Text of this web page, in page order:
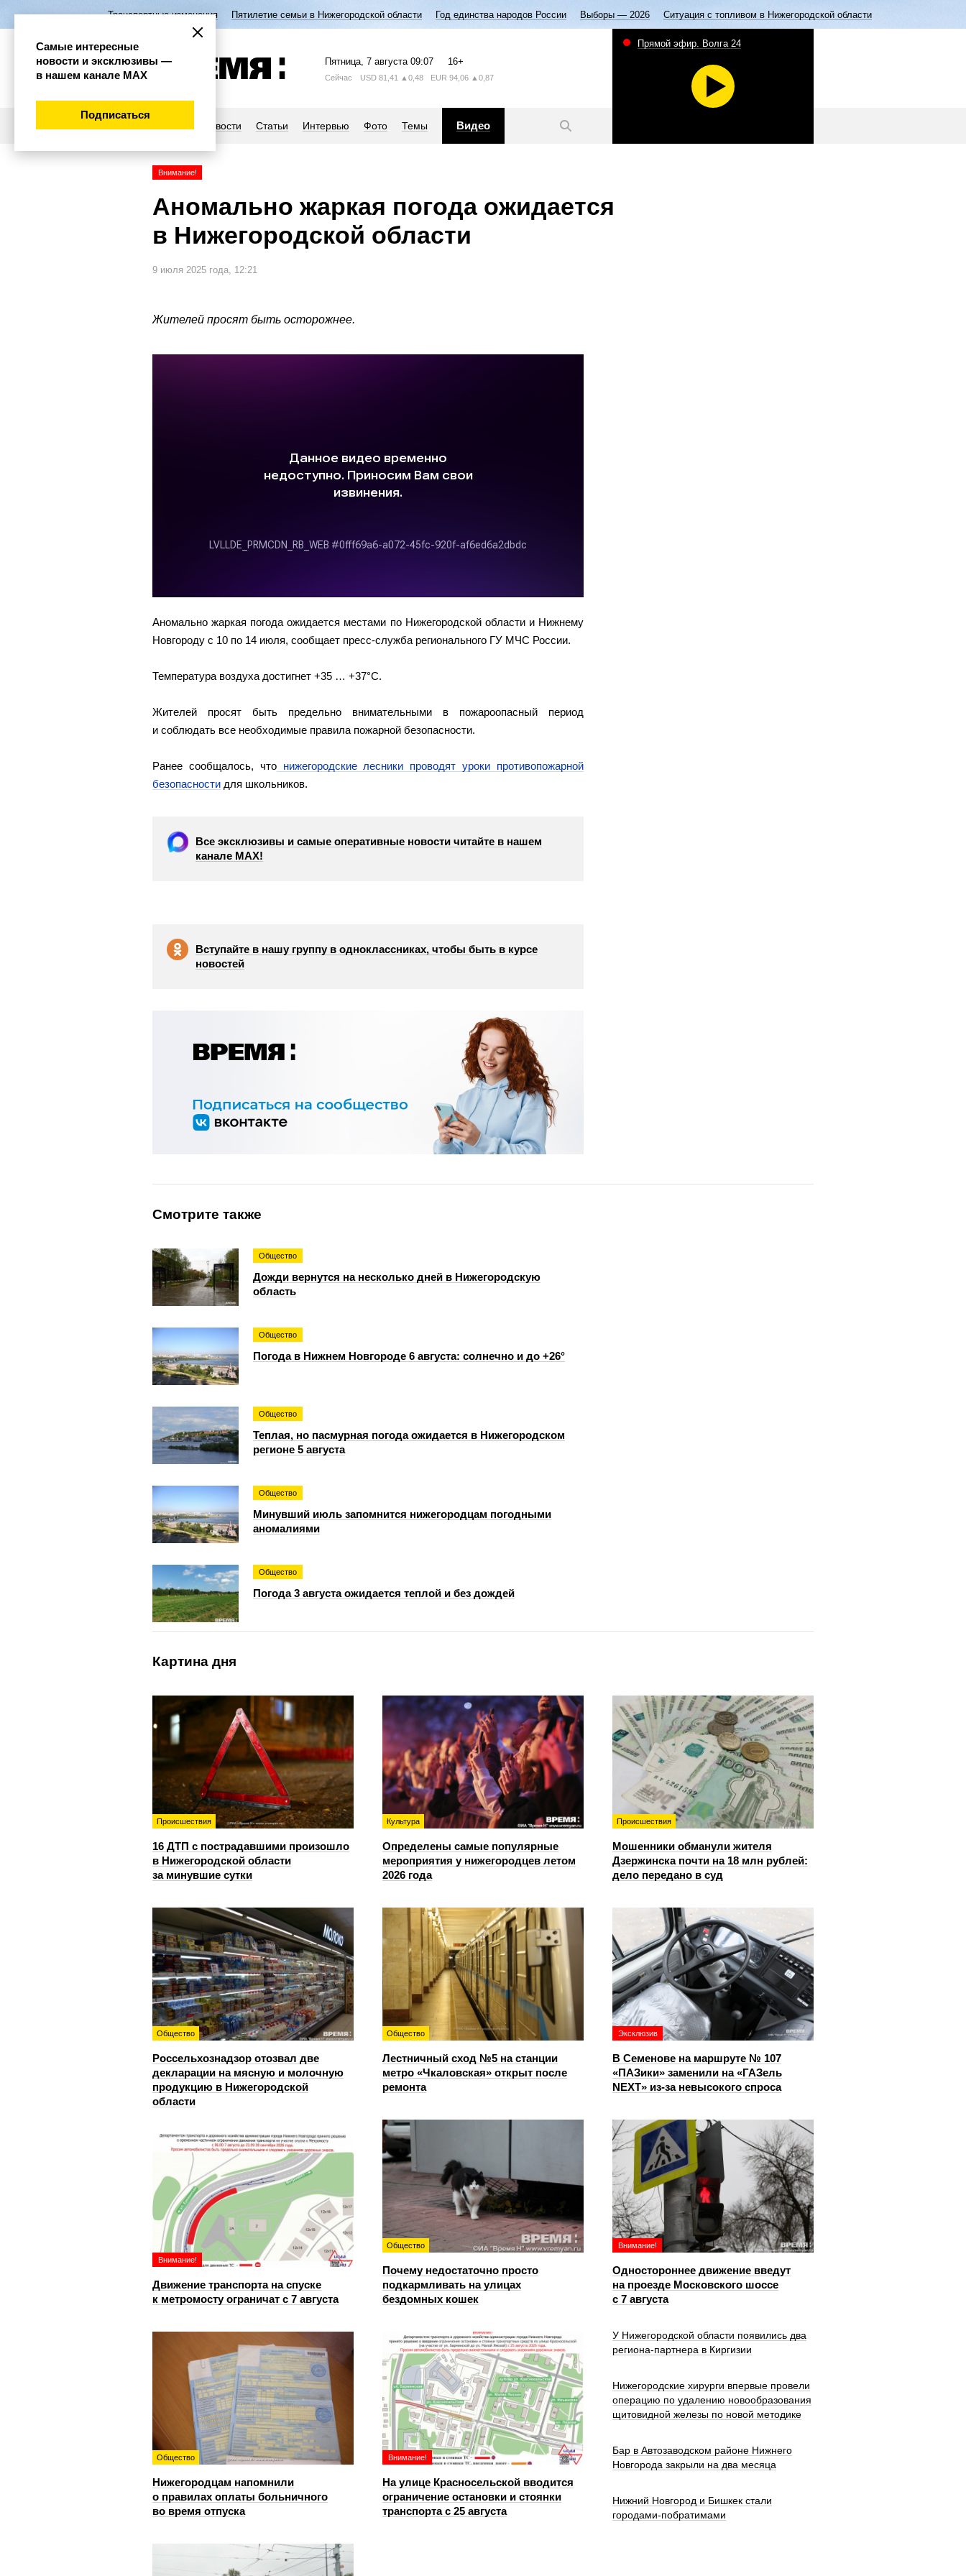
Транспортные изменения Пятилетие семьи в Нижегородской области Год единства народов России Выборы — 2026 Ситуация с топливом в Нижегородской области
Пятница, 7 августа 09:07 16+
Сейчас USD 81,41 ▲0,48 EUR 94,06 ▲0,87
Новости Статьи Интервью Фото Темы Видео
Прямой эфир. Волга 24
Внимание!
Аномально жаркая погода ожидается
в Нижегородской области
9 июля 2025 года, 12:21
Жителей просят быть осторожнее.
Аномально жаркая погода ожидается местами по Нижегородской области и Нижнему
Новгороду с 10 по 14 июля, сообщает пресс-служба регионального ГУ МЧС России.
Температура воздуха достигнет +35 … +37°С.
Жителей просят быть предельно внимательными в пожароопасный период
и соблюдать все необходимые правила пожарной безопасности.
Ранее сообщалось, чтонижегородские лесники проводят уроки противопожарной
безопасности для школьников.
Все эксклюзивы и самые оперативные новости читайте в нашем
канале МАХ!
Вступайте в нашу группу в одноклассниках, чтобы быть в курсе
новостей
Смотрите также
Общество
Дожди вернутся на несколько дней в Нижегородскую
область
Общество
Погода в Нижнем Новгороде 6 августа: солнечно и до +26°
Общество
Теплая, но пасмурная погода ожидается в Нижегородском
регионе 5 августа
Общество
Минувший июль запомнится нижегородцам погодными
аномалиями
Общество
Погода 3 августа ожидается теплой и без дождей
Картина дня
Происшествия
16 ДТП с пострадавшими произошло
в Нижегородской области
за минувшие сутки
Культура
Определены самые популярные
мероприятия у нижегородцев летом
2026 года
Происшествия
Мошенники обманули жителя
Дзержинска почти на 18 млн рублей:
дело передано в суд
Общество
Россельхознадзор отозвал две
декларации на мясную и молочную
продукцию в Нижегородской
области
Общество
Лестничный сход №5 на станции
метро «Чкаловская» открыт после
ремонта
Эксклюзив
В Семенове на маршруте № 107
«ПАЗики» заменили на «ГАЗель
NEXT» из‑за невысокого спроса
Общество
Почему недостаточно просто
подкармливать на улицах
бездомных кошек
Внимание!
Одностороннее движение введут
на проезде Московского шоссе
с 7 августа
Внимание!
Движение транспорта на спуске
к метромосту ограничат с 7 августа
Общество
Нижегородцам напомнили
о правилах оплаты больничного
во время отпуска
Внимание!
На улице Красносельской вводится
ограничение остановки и стоянки
транспорта с 25 августа
У Нижегородской области появились два
региона-партнера в Киргизии
Нижегородские хирурги впервые провели
операцию по удалению новообразования
щитовидной железы по новой методике
Бар в Автозаводском районе Нижнего
Новгорода закрыли на два месяца
Нижний Новгород и Бишкек стали
городами-побратимами
Самые интересные
новости и эксклюзивы —
в нашем канале МАХ
Подписаться